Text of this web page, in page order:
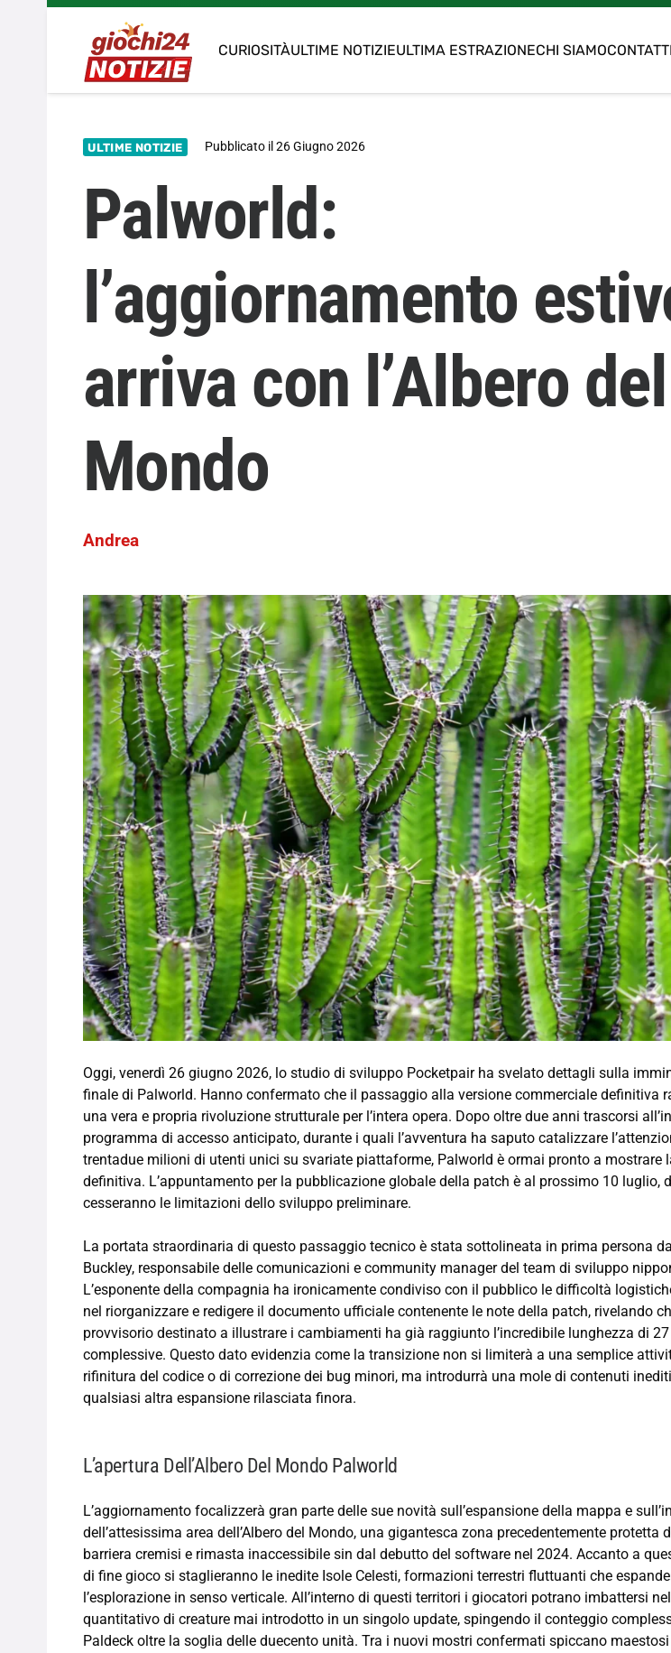
CURIOSITÀULTIME NOTIZIEULTIMA ESTRAZIONECHI SIAMOCONTATTI
ULTIME NOTIZIE Pubblicato il26 Giugno 2026
Palworld:
l’aggiornamento
arriva con l’Albero del
Mondo
Andrea
Oggi, venerdì 26 giugno 2026, lo studio di sviluppo Pocketpair ha svelato dettagli sulla
finale di Palworld. Hanno confermato che il passaggio alla versione commerciale definitiva
una vera e propria rivoluzione strutturale per l’intera opera. Dopo oltre due anni trascorsi
programma di accesso anticipato, durante i quali l’avventura ha saputo catalizzare
trentadue milioni di utenti unici su svariate piattaforme, Palworld è ormai pronto a mostrare
definitiva. L’appuntamento per la pubblicazione globale della patch è al prossimo 10 luglio,
cesseranno le limitazioni dello sviluppo preliminare.
La portata straordinaria di questo passaggio tecnico è stata sottolineata in prima persona
Buckley, responsabile delle comunicazioni e community manager del team di sviluppo
L’esponente della compagnia ha ironicamente condiviso con il pubblico le difficoltà
nel riorganizzare e redigere il documento ufficiale contenente le note della patch, rivelando
provvisorio destinato a illustrare i cambiamenti ha già raggiunto l’incredibile lunghezza di
complessive. Questo dato evidenzia come la transizione non si limiterà a una semplice
rifinitura del codice o di correzione dei bug minori, ma introdurrà una mole di contenuti
qualsiasi altra espansione rilasciata finora.
L’apertura Dell’Albero Del Mondo Palworld
L’aggiornamento focalizzerà gran parte delle sue novità sull’espansione della mappa e
dell’attesissima area dell’Albero del Mondo, una gigantesca zona precedentemente protetta
barriera cremisi e rimasta inaccessibile sin dal debutto del software nel 2024. Accanto a
di fine gioco si staglieranno le inedite Isole Celesti, formazioni terrestri fluttuanti che
l’esplorazione in senso verticale. All’interno di questi territori i giocatori potrano imbattersi
quantitativo di creature mai introdotto in un singolo update, spingendo il conteggio
Paldeck oltre la soglia delle duecento unità. Tra i nuovi mostri confermati spiccano